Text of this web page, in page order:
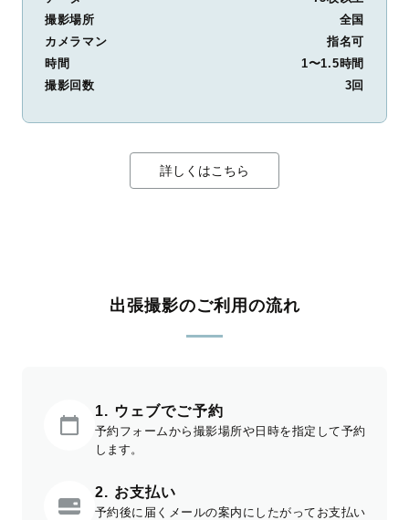
撮影場所
全国
カメラマン
指名可
時間
1〜1.5時間
撮影回数
3回
詳しくはこちら
出張撮影のご利用の流れ
1. ウェブでご予約
予約フォームから撮影場所や日時を指定して予約
します。
2. お支払い
予約後に届くメールの案内にしたがってお支払い